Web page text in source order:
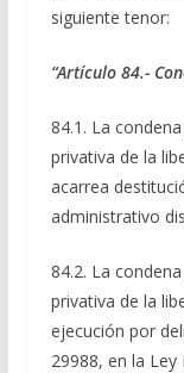
siguiente tenor:
“Artículo 84.-
84.1. La
privativa de la
acarrea
administrativo
84.2. La
privativa de la
ejecución por
29988, en la Ley